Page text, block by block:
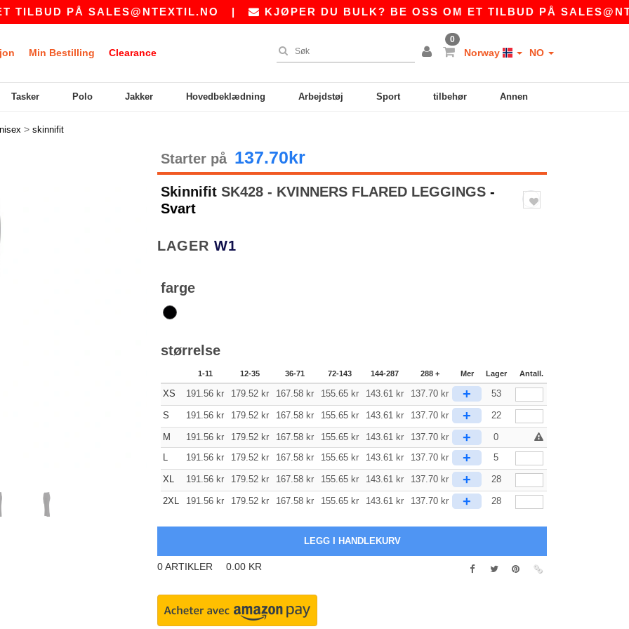
PÅSALES@NTEXTIL.NO| KJØPER DU BULK? BE OSS OM ET TILBUD PÅ
Min Bestilling Clearance
0
Norway NO
Tasker Polo Jakker Hovedbeklædning Arbejdstøj Sport tilbehør Annen
> skinnifit
Starter på 137.70kr
Skinnifit SK428 - KVINNERS FLARED LEGGINGS -
Svart
LAGER W1
farge
størrelse
1-11 12-35 36-71 72-143 144-287 288 + Mer Lager Antall.
XS 191.56 kr 179.52 kr 167.58 kr 155.65 kr 143.61 kr 137.70 kr + 53
S 191.56 kr 179.52 kr 167.58 kr 155.65 kr 143.61 kr 137.70 kr + 22
M 191.56 kr 179.52 kr 167.58 kr 155.65 kr 143.61 kr 137.70 kr +
0
L
191.56 kr 179.52 kr 167.58 kr 155.65 kr 143.61 kr 137.70 kr + 5
XL 191.56 kr 179.52 kr 167.58 kr 155.65 kr 143.61 kr 137.70 kr + 28
2XL 191.56 kr 179.52 kr 167.58 kr 155.65 kr 143.61 kr 137.70 kr + 28
0ARTIKLER 0.00 KR